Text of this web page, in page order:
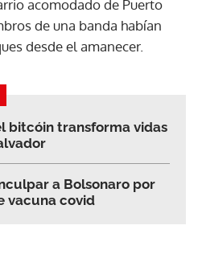
acomodado de Puerto
de una banda habían
desde el amanecer.
bitcóin transforma vidas
a Bolsonaro por
vacuna covid